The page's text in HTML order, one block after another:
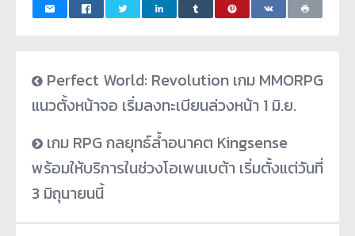
Perfect World: Revolution เกม MMORPG
แนวตั้งหน้าจอ เริ่มลงทะเบียนล่วงหน้า 1 มิ.ย.
เกม RPG กลยุทธ์ล้ำอนาคต Kingsense
พร้อมให้บริการในช่วงโอเพนเบต้า เริ่มตั้งแต่วันที่
3 มิถุนายนนี้